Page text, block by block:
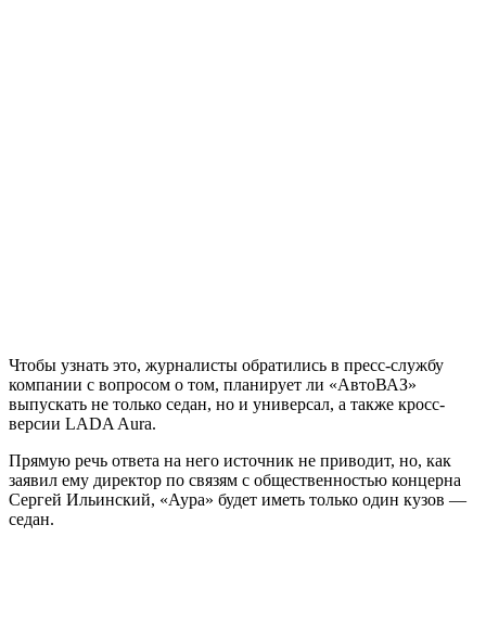
Чтобы узнать это, журналисты обратились в пресс-службу
компании с вопросом о том, планирует ли «АвтоВАЗ»
выпускать не только седан, но и универсал, а также кросс-
версии LADA Aura.
Прямую речь ответа на него источник не приводит, но, как
заявил ему директор по связям с общественностью концерна
Сергей Ильинский, «Аура» будет иметь только один кузов —
седан.